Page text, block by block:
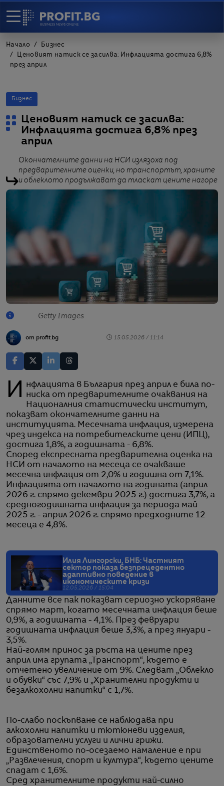
Начало
Бизнес
Ценовият натиск се засилва: Инфлацията достига 6,8%
през април
Бизнес
Ценовият натиск се засилва:
Инфлацията достига 6,8% през
април
Окончателните данни на НСИ излязоха под
предварителните оценки, но транспортът, храните
и облеклото продължават да тласкат цените нагоре
Getty Images
от profit.bg 15.05.2026 / 11:14
Инфлацията в България през април е била по-
ниска от предварителните очаквания на
Националния статистически институт,
показват окончателните данни на
институцията. Месечната инфлация, измерена
чрез индекса на потребителските цени (ИПЦ),
достига 1,8%, а годишната - 6,8%.
Според експресната предварителна оценка на
НСИ от началото на месеца се очакваше
месечна инфлация от 2,0% и годишна от 7,1%.
Инфлацията от началото на годината (април
2026 г. спрямо декември 2025 г.) достига 3,7%, а
средногодишната инфлация за периода май
2025 г. - април 2026 г. спрямо предходните 12
месеца е 4,8%.
Илия Лингорски, БНБ: Частният
сектор показа безпрецедентно
адаптивно поведение в
икономическите кризи
12.05.2026 / 15:04
Данните все пак показват сериозно ускоряване
спрямо март, когато месечната инфлация беше
0,9%, а годишната - 4,1%. През февруари
годишната инфлация беше 3,3%, а през януари -
3,5%.
Най-голям принос за ръста на цените през
април има групата „Транспорт“, където е
отчетено увеличение от 9%. Следват „Облекло
и обувки“ със 7,9% и „Хранителни продукти и
безалкохолни напитки“ с 1,7%.
По-слабо поскъпване се наблюдава при
алкохолни напитки и тютюневи изделия,
образователни услуги и лични грижи.
Единственото по-осезаемо намаление е при
„Развлечения, спорт и култура“, където цените
спадат с 1,6%.
Сред хранителните продукти най-силно